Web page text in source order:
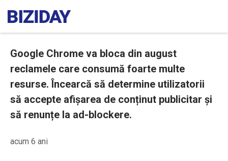
Google Chrome va bloca din august
reclamele care consumă foarte multe
resurse. Încearcă să determine utilizatorii
să accepte afișarea de conținut publicitar și
să renunțe la ad-blockere.
acum 6 ani